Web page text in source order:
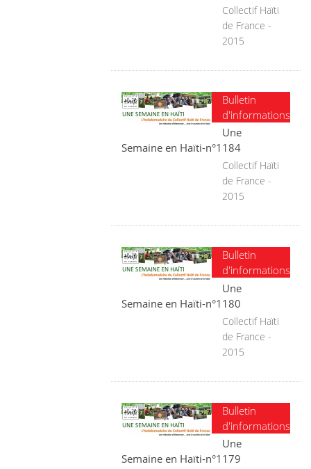
Collectif Haïti
de France -
2015
Bulletin
d'informations
Une
Semaine en Haïti-n°1184
Collectif Haïti
de France -
2015
Bulletin
d'informations
Une
Semaine en Haïti-n°1180
Collectif Haïti
de France -
2015
Bulletin
d'informations
Une
Semaine en Haïti-n°1179